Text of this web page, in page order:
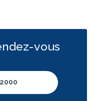
générale
vous